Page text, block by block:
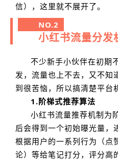
信），这里就不展开了。
NO.2
小红书流量分发
不少新手小伙伴在初期
发，流量也上不去，又不知
到很苦恼，所以搞清楚平台
1.阶梯式推荐算法
小红书流量推荐机制为
后会得到一个初始曝光量，
根据用户的一系列行为（点
论）等给笔记打分，评分高